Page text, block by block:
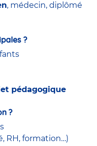
, médecin, diplômé
?
pédagogique
?
RH, formation…)